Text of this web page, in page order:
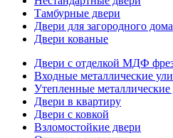
Тамбурные двери
Двери для загородного дома
Двери кованые
Двери с отделкой МДФ
Входные металлические
Утепленные металлические
Двери в квартиру
Двери с ковкой
Взломостойкие двери